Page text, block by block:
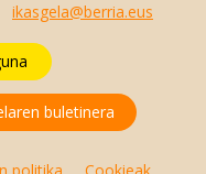
ikasgela@berria.eus
buletinera